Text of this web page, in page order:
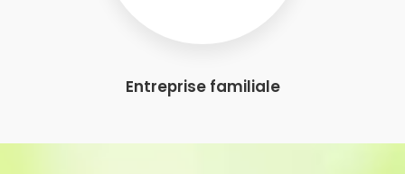
Entreprise familiale